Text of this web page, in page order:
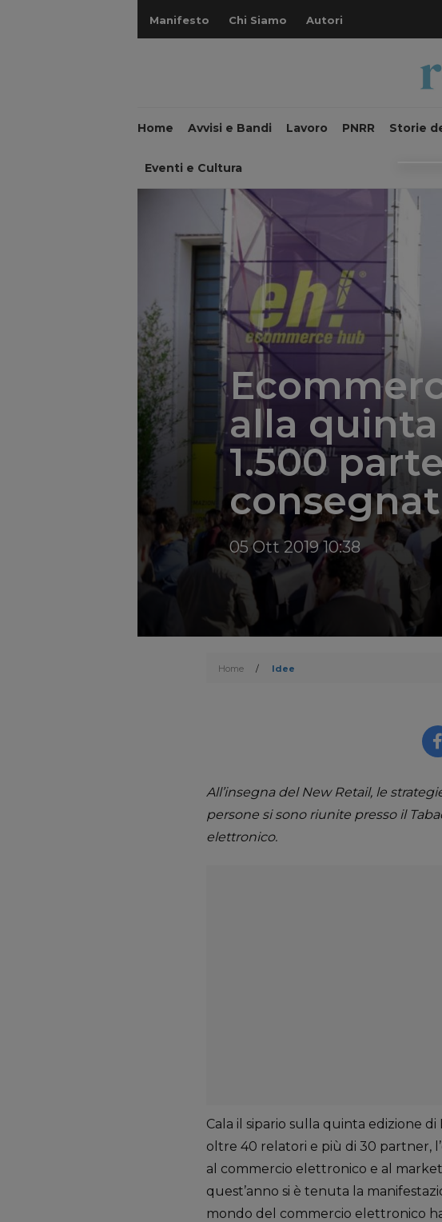
Manifesto Chi Siamo Autori
Home Avvisi e Bandi Lavoro PNRR Storie
Eventi e Cultura
alla
1.500
05 Ott 2019 10:38
Home / Idee
All’insegna del New Retail, le
persone si sono riunite presso il
elettronico.
Cala il sipario sulla quinta edizione
oltre 40 relatori e più di 30 partner,
al commercio elettronico e al
quest’anno si è tenuta la
mondo del commercio elettronico